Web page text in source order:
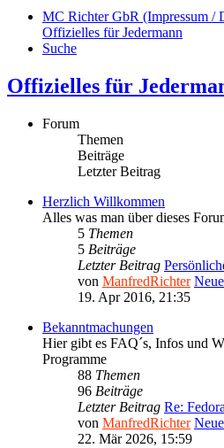
MC Richter GbR (Impressum /
Offizielles für Jedermann
Suche
Offizielles für
Forum
Themen
Beiträge
Letzter Beitrag
Herzlich Willkommen
Alles was man über dieses
5 Themen
5 Beiträge
Letzter Beitrag
von ManfredRichter
19. Apr 2016, 21:35
Bekanntmachungen
Hier gibt es FAQ´s, Infos und
Programme
88 Themen
96 Beiträge
Letzter Beitrag Re:
von ManfredRichter
22. Mär 2026, 15:59